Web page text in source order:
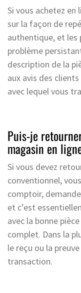
Si vous achetez en
sur la façon de
authentique, et
problème
description de la
aux avis des
avec lequel vous
Puis-je
magasin en
Si vous devez
conventionnel,
comptoir,
et c’est
avec la bonne
complet. Dans la
le reçu ou la
transaction.